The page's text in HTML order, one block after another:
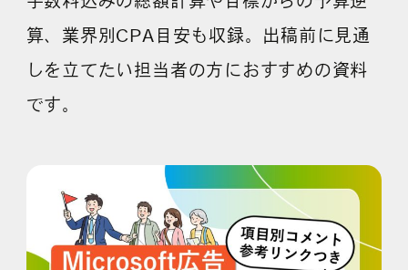
算、業界別CPA目安も収録。出稿前に見通
しを立てたい担当者の方におすすめの資料
です。